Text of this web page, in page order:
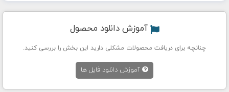
آموزش دانلود محصول
چنانچه برای دریافت محصولات مشکلی دارید این بخش را بررسی کنید.
آموزش دانلود فایل ها